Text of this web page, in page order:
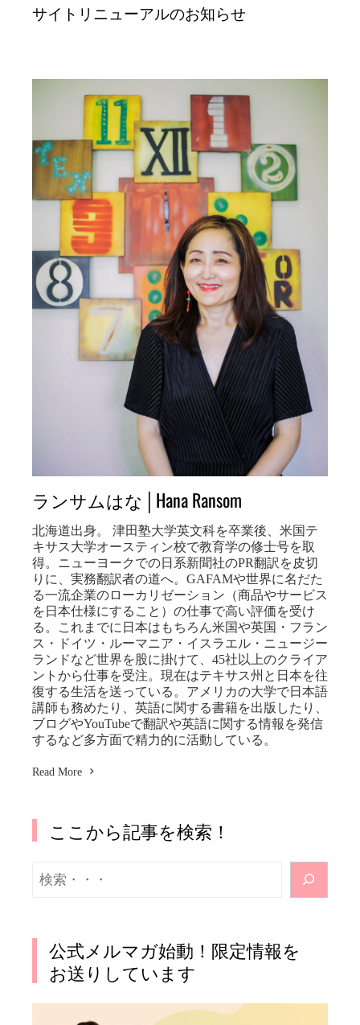
サイトリニューアルのお知らせ
ランサムはな│Hana Ransom
北海道出身。 津田塾大学英文科を卒業後、米国テ
キサス大学オースティン校で教育学の修士号を取
得。ニューヨークでの日系新聞社のPR翻訳を皮切
りに、実務翻訳者の道へ。GAFAMや世界に名だた
る一流企業のローカリゼーション（商品やサービス
を日本仕様にすること）の仕事で高い評価を受け
る。これまでに日本はもちろん米国や英国・フラン
ス・ドイツ・ルーマニア・イスラエル・ニュージー
ランドなど世界を股に掛けて、45社以上のクライア
ントから仕事を受注。現在はテキサス州と日本を往
復する生活を送っている。アメリカの大学で日本語
講師も務めたり、英語に関する書籍を出版したり、
ブログやYouTubeで翻訳や英語に関する情報を発信
するなど多方面で精力的に活動している。
Read More
ここから記事を検索！
索
公式メルマガ始動！限定情報を
お送りしています